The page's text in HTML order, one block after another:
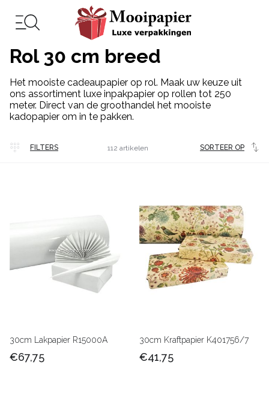
Rol 30 cm breed
Het mooiste cadeaupapier op rol. Maak uw keuze uit
ons assortiment luxe inpakpapier op rollen tot 250
meter. Direct van de groothandel het mooiste
kadopapier om in te pakken.
FILTERS SORTEER OP
112 artikelen
30cm Lakpapier R15000A
€67,75
30cm Kraftpapier K401756/7
€41,75